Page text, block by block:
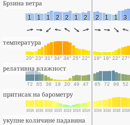
Брзина ветра
1 1 1 2 2 1 2 2 1 1 3
температура
20° 23° 31° 34° 34° 25° 22° 19° 19° 22° 27°
релативна влажност
72 65 36 19 20 49 47 65 72 66 52
притисак на барометру
1016 1016 1016 1015 1013 1014 1014 1016 1016 1018 1018
укупне количине падавина